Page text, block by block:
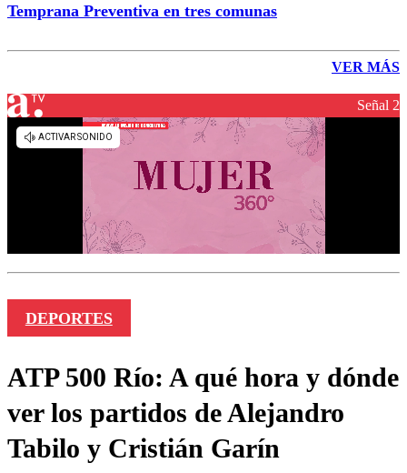
Temprana Preventiva en tres comunas
VER MÁS
Señal 2
DEPORTES
ATP 500 Río: A qué hora y dónde
ver los partidos de Alejandro
Tabilo y Cristián Garín